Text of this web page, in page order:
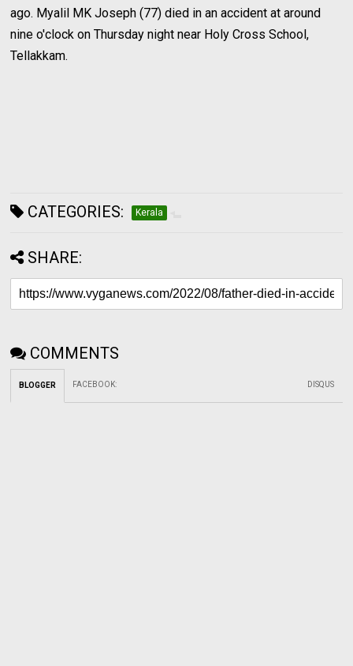
ago. Myalil MK Joseph (77) died in an accident at around
nine o'clock on Thursday night near Holy Cross School,
Tellakkam.
CATEGORIES: Kerala
SHARE:
COMMENTS
BLOGGER FACEBOOK: DISQUS